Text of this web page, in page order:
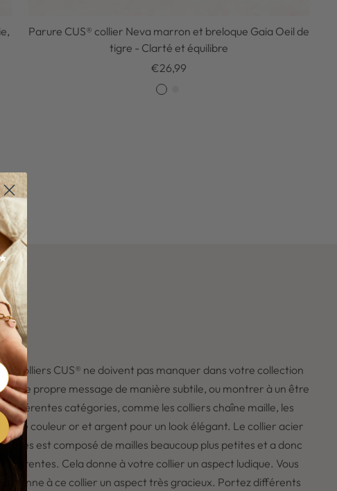
Parure CUS® collier Neva marron et breloque Gaia Oeil de
tigre - Clarté et équilibre
Prix
de
€26,99
O
colliers CUS® ne doivent pas manquer dans votre collection
propre message de manière subtile, ou montrer à un être
différentes catégories, comme les colliers chaîne maille, les
de couleur or et argent pour un look élégant. Le collier acier
est composé de mailles beaucoup plus petites et a donc
Cela donne à votre collier un aspect ludique. Vous
donne à ce collier un aspect très gracieux. Portez différents